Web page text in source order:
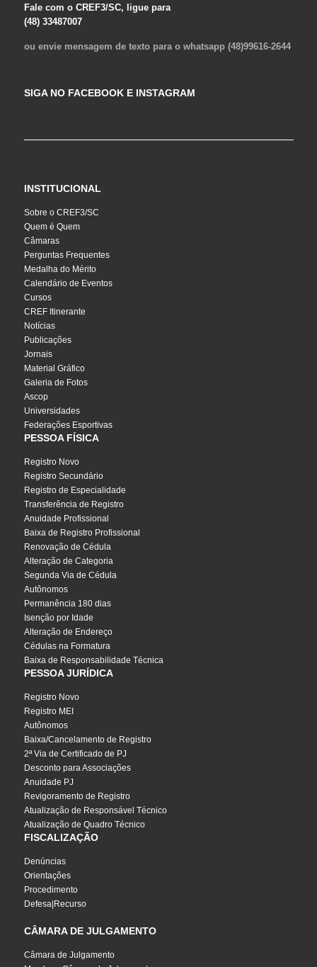
Fale com o CREF3/SC, ligue para
(48) 33487007
ou envie mensagem de texto para o whatsapp (48)99616-2644
SIGA NO FACEBOOK E INSTAGRAM
INSTITUCIONAL
Sobre o CREF3/SC
Quem é Quem
Câmaras
Perguntas Frequentes
Medalha do Mérito
Calendário de Eventos
Cursos
CREF Itinerante
Notícias
Publicações
Jornais
Material Gráfico
Galeria de Fotos
Ascop
Universidades
Federações Esportivas
PESSOA FÍSICA
Registro Novo
Registro Secundário
Registro de Especialidade
Transferência de Registro
Anuidade Profissional
Baixa de Registro Profissional
Renovação de Cédula
Alteração de Categoria
Segunda Via de Cédula
Autônomos
Permanência 180 dias
Isenção por Idade
Alteração de Endereço
Cédulas na Formatura
Baixa de Responsabilidade Técnica
PESSOA JURÍDICA
Registro Novo
Registro MEI
Autônomos
Baixa/Cancelamento de Registro
2ª Via de Certificado de PJ
Desconto para Associações
Anuidade PJ
Revigoramento de Registro
Atualização de Responsável Técnico
Atualização de Quadro Técnico
FISCALIZAÇÃO
Denúncias
Orientações
Procedimento
Defesa|Recurso
CÂMARA DE JULGAMENTO
Câmara de Julgamento